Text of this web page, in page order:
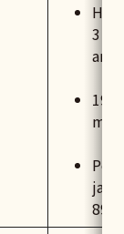
3，
am
ja
89